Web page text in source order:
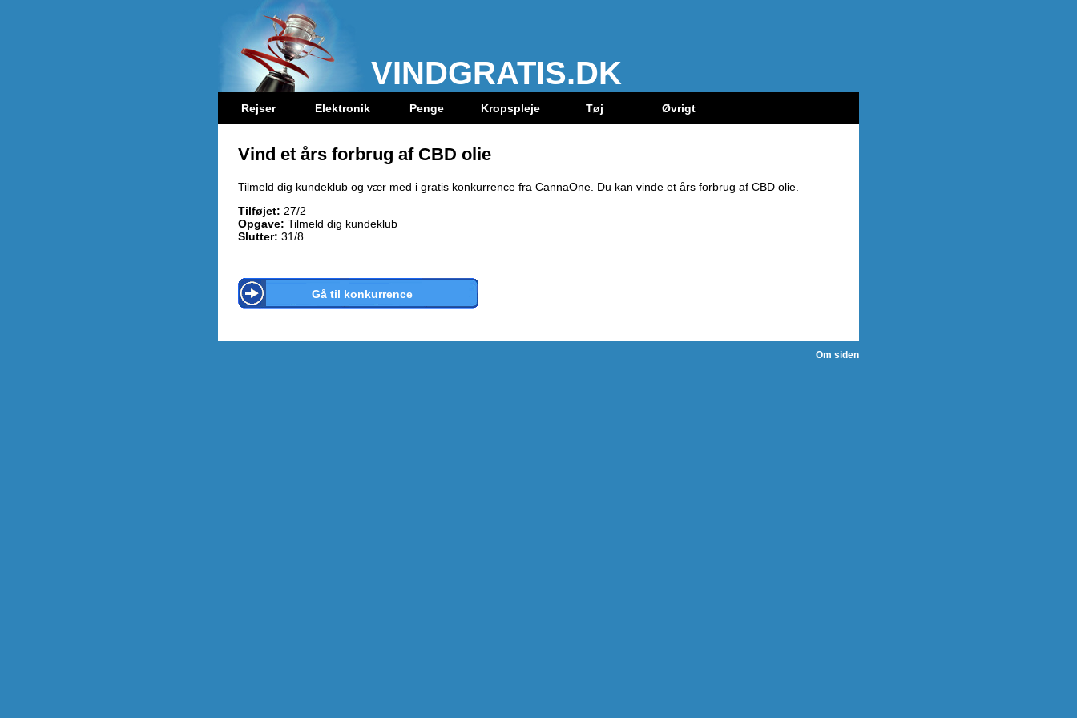
VINDGRATIS.DK
Rejser Elektronik Penge Kropspleje Tøj Øvrigt
Vind et års forbrug af CBD olie
Tilmeld dig kundeklub og vær med i gratis konkurrence fra CannaOne. Du kan vinde et års forbrug af CBD olie.
Tilføjet: 27/2
Opgave: Tilmeld dig kundeklub
Slutter: 31/8
Gå til konkurrence
Om siden